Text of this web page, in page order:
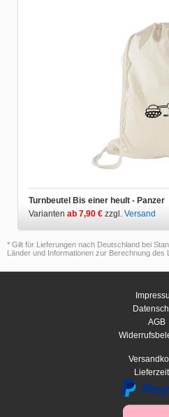
Turnbeutel Bis einer heult - Panzer
Varianten ab 7,90 € zzgl. Versand
* Gilt für Lieferungen nach Deutschland bei
Länder und Informationen zur Berechnung des
AGB